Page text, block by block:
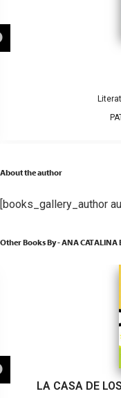
About the author
[books_gallery_author
Other Books By - ANA CATALINA
LA CASA DE